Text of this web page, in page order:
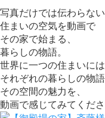
写真だけでは伝わらない
住まいの空気を動画で
その家で始まる、
暮らしの物語。
世界に一つの住まいには
それぞれの暮らしの物語
その空間の魅力を、
動画で感じてみてくださ